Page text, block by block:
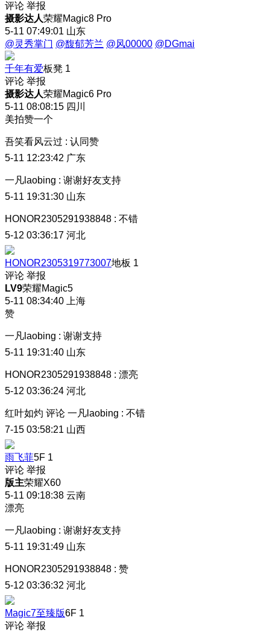
评论 举报
摄影达人荣耀Magic8 Pro
5-11 07:49:01 山东
@灵秀掌门 @馥郁芳兰 @风00000 @DGmai
千年有爱板凳 1
评论 举报
摄影达人荣耀Magic6 Pro
5-11 08:08:15 四川
美拍赞一个
吾笑看风云过 : 认同赞
5-11 12:23:42 广东
一凡laobing : 谢谢好友支持
5-11 19:31:30 山东
HONOR2305291938848 : 不错
5-12 03:36:17 河北
HONOR2305319773007地板 1
评论 举报
LV9荣耀Magic5
5-11 08:34:40
上海
赞
一凡laobing : 谢谢支持
5-11 19:31:40 山东
HONOR2305291938848 : 漂亮
5-12 03:36:24 河北
红叶如灼 评论 一凡laobing : 不错
7-15 03:58:21 山西
雨飞菲5F 1
评论 举报
版主荣耀X60
5-11 09:18:38 云南
漂亮
一凡laobing : 谢谢好友支持
5-11 19:31:49 山东
HONOR2305291938848 : 赞
5-12 03:36:32 河北
Magic7至臻版6F 1
评论 举报